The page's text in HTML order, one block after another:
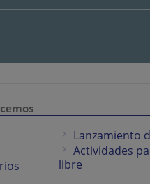
Lanzamiento
Actividades
libre